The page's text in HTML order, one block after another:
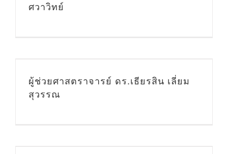
ศวาวิทย์
ผู้ช่วยศาสตราจารย์ ดร.เธียรสิน เลี่ยม
สุวรรณ